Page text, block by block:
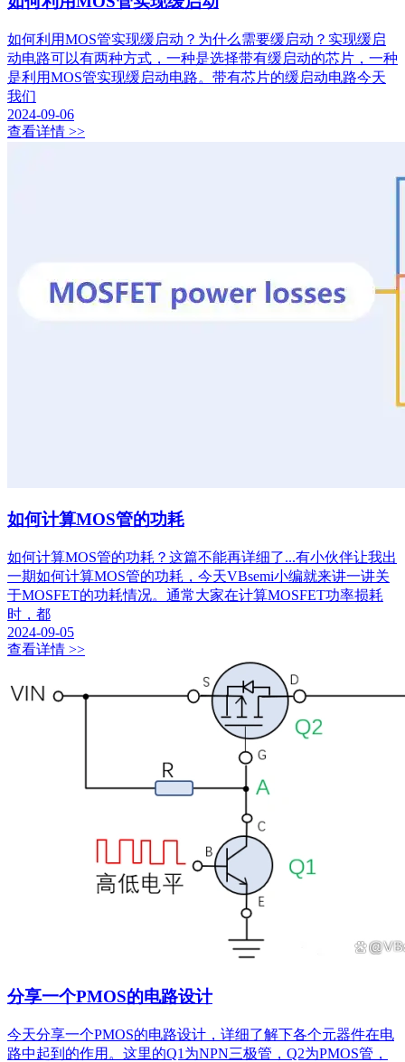
如何利用MOS管实现缓启动？为什么需要缓启动？实现缓启
动电路可以有两种方式，一种是选择带有缓启动的芯片，一种
是利用MOS管实现缓启动电路。带有芯片的缓启动电路今天
我们
2024-09-06
查看详情 >>
如何计算MOS管的功耗
如何计算MOS管的功耗？这篇不能再详细了...有小伙伴让我出
一期如何计算MOS管的功耗，今天VBsemi小编就来讲一讲关
于MOSFET的功耗情况。通常大家在计算MOSFET功率损耗
时，都
2024-09-05
查看详情 >>
分享一个PMOS的电路设计
今天分享一个PMOS的电路设计，详细了解下各个元器件在电
路中起到的作用。这里的Q1为NPN三极管，Q2为PMOS管，